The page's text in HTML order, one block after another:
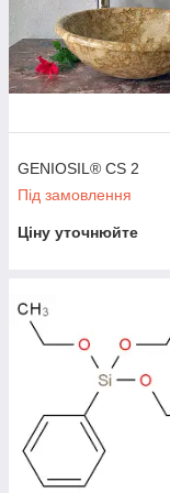
тверда
рідкій смолі за
епоксидних і
температур, з
теплостійкості
технологічна
(дозування і
Агент
алкоксисилан
,
(UP,
співвідносять з
наповнювача)
знижують
50% менше
Технологічне
термопластів,
ізоляції, WPC-
заливальні
органічних мастил
GENIOSIL® CS 2
Під замовлення
Ціну уточнюйте